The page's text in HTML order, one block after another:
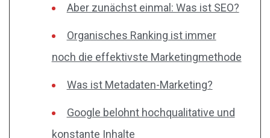
Aber zunächst einmal: Was ist SEO?
Organisches Ranking ist immer
noch die effektivste Marketingmethode
Was ist Metadaten-Marketing?
Google belohnt hochqualitative und
konstante Inhalte